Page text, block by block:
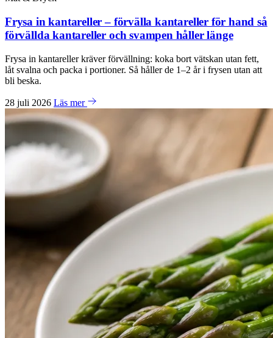
Frysa in kantareller – förvälla kantareller för hand så
förvällda kantareller och svampen håller länge
Frysa in kantareller kräver förvällning: koka bort vätskan utan fett,
låt svalna och packa i portioner. Så håller de 1–2 år i frysen utan att
bli beska.
28 juli 2026 Läs mer